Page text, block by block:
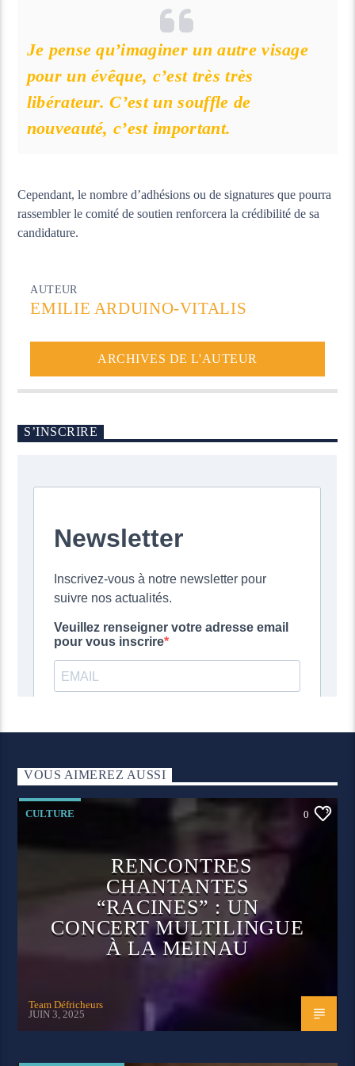
Je pense qu’imaginer un autre visage
pour un évêque, c’est très très
libérateur. C’est un souffle de
nouveauté, c’est important.
Cependant, le nombre d’adhésions ou de signatures que pourra
rassembler le comité de soutien renforcera la crédibilité de sa
candidature.
AUTEUR
EMILIE ARDUINO-VITALIS
ARCHIVES DE L'AUTEUR
S’INSCRIRE
VOUS AIMEREZ AUSSI
CULTURE 0
RENCONTRES
CHANTANTES
“RACINES” : UN
CONCERT MULTILINGUE
À LA MEINAU
Team Défricheurs
JUIN 3, 2025